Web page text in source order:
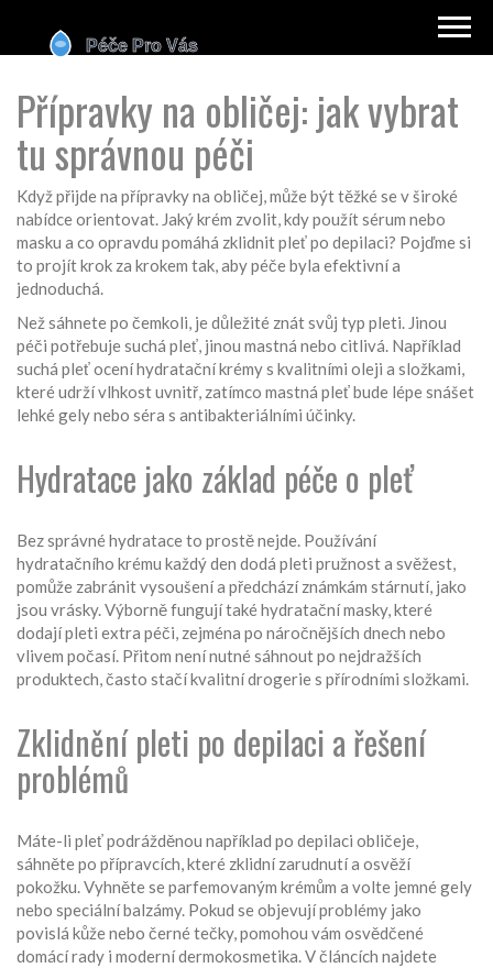
Přípravky na obličej: jak vybrat
tu správnou péči
Když přijde na přípravky na obličej, může být těžké se v široké
nabídce orientovat. Jaký krém zvolit, kdy použít sérum nebo
masku a co opravdu pomáhá zklidnit pleť po depilaci? Pojďme si
to projít krok za krokem tak, aby péče byla efektivní a
jednoduchá.
Než sáhnete po čemkoli, je důležité znát svůj typ pleti. Jinou
péči potřebuje suchá pleť, jinou mastná nebo citlivá. Například
suchá pleť ocení hydratační krémy s kvalitními oleji a složkami,
které udrží vlhkost uvnitř, zatímco mastná pleť bude lépe snášet
lehké gely nebo séra s antibakteriálními účinky.
Hydratace jako základ péče o pleť
Bez správné hydratace to prostě nejde. Používání
hydratačního krému každý den dodá pleti pružnost a svěžest,
pomůže zabránit vysoušení a předchází známkám stárnutí, jako
jsou vrásky. Výborně fungují také hydratační masky, které
dodají pleti extra péči, zejména po náročnějších dnech nebo
vlivem počasí. Přitom není nutné sáhnout po nejdražších
produktech, často stačí kvalitní drogerie s přírodními složkami.
Zklidnění pleti po depilaci a řešení
problémů
Máte-li pleť podrážděnou například po depilaci obličeje,
sáhněte po přípravcích, které zklidní zarudnutí a osvěží
pokožku. Vyhněte se parfemovaným krémům a volte jemné gely
nebo speciální balzámy. Pokud se objevují problémy jako
povislá kůže nebo černé tečky, pomohou vám osvědčené
domácí rady i moderní dermokosmetika. V článcích najdete